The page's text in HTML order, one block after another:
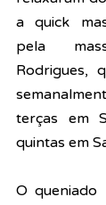
a quick
pela
Rodrigues,
terças em
quintas em
O queniado